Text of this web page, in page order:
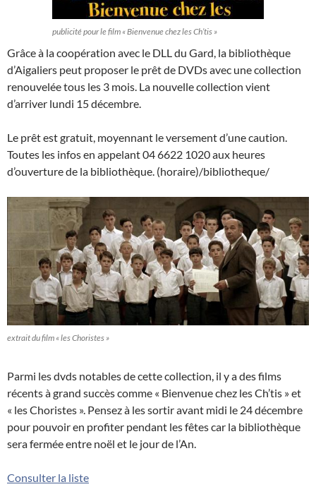
publicité pour le film « Bienvenue chez les Ch’tis »
Grâce à la coopération avec le DLL du Gard, la bibliothèque
d’Aigaliers peut proposer le prêt de DVDs avec une collection
renouvelée tous les 3 mois. La nouvelle collection vient
d’arriver lundi 15 décembre.
Le prêt est gratuit, moyennant le versement d’une caution.
Toutes les infos en appelant 04 6622 1020 aux heures
d’ouverture de la bibliothèque. (horaire)/bibliotheque/
extrait du film « les Choristes »
Parmi les dvds notables de cette collection, il y a des films
récents à grand succès comme « Bienvenue chez les Ch’tis » et
« les Choristes ». Pensez à les sortir avant midi le 24 décembre
pour pouvoir en profiter pendant les fêtes car la bibliothèque
sera fermée entre noël et le jour de l’An.
Consulter la liste